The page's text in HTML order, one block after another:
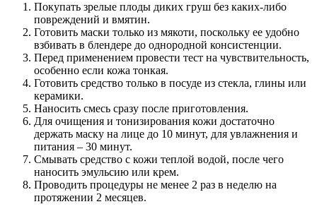
Покупать зрелые плоды диких груш без каких-либо
повреждений и вмятин.
Готовить маски только из мякоти, поскольку ее удобно
взбивать в блендере до однородной консистенции.
Перед применением провести тест на чувствительность,
особенно если кожа тонкая.
Готовить средство только в посуде из стекла, глины или
керамики.
Наносить смесь сразу после приготовления.
Для очищения и тонизирования кожи достаточно
держать маску на лице до 10 минут, для увлажнения и
питания – 30 минут.
Смывать средство с кожи теплой водой, после чего
наносить эмульсию или крем.
Проводить процедуры не менее 2 раз в неделю на
протяжении 2 месяцев.